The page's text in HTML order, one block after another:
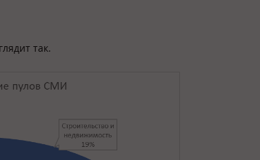
так.